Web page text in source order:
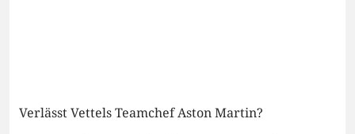
Verlässt Vettels Teamchef Aston Martin?